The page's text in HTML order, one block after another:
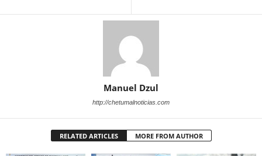
Manuel Dzul
http://chetumalnoticias.com
RELATED ARTICLES MORE FROM AUTHOR